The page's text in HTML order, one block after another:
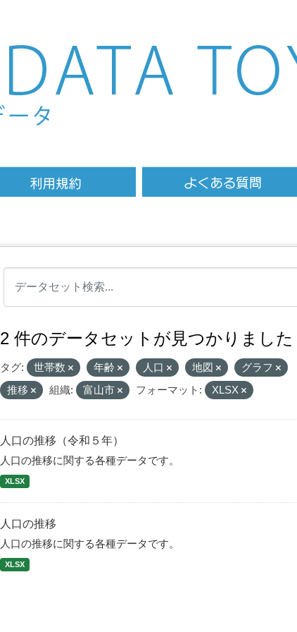
2 件のデータセットが見つかりました
タグ: 世帯数 年齢 人口 地図
グラフ
推移
組織: 富山市 フォーマット: XLSX
人口の推移（令和５年）
人口の推移に関する各種データです。
XLSX
人口の推移
人口の推移に関する各種データです。
XLSX